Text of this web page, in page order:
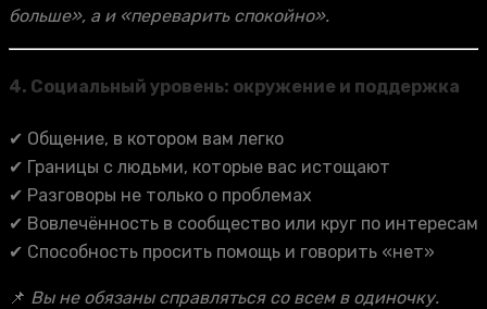
больше», а и «переварить спокойно».
4. Социальный уровень: окружение и поддержка
✔ Общение, в котором вам легко
✔ Границы с людьми, которые вас истощают
✔ Разговоры не только о проблемах
✔ Вовлечённость в сообщество или круг по интересам
✔ Способность просить помощь и говорить «нет»
📌 Вы не обязаны справляться со всем в одиночку.